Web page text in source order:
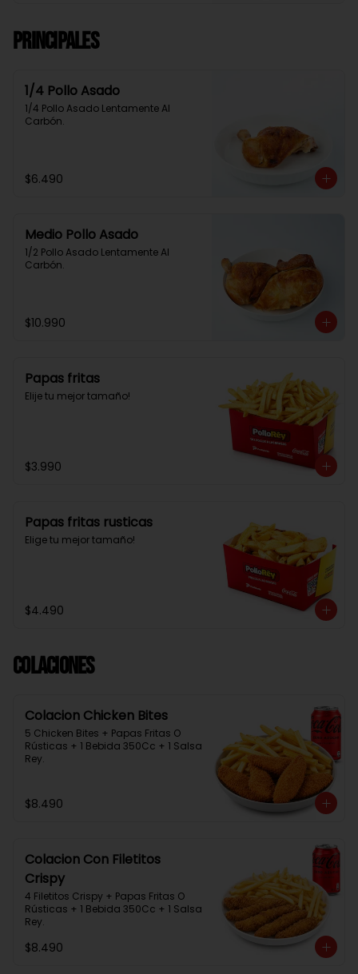
Principales
1/4 Pollo Asado
1/4 Pollo Asado Lentamente Al
Carbón.
$6.490
Medio Pollo Asado
1/2 Pollo Asado Lentamente Al
Carbón.
$10.990
Papas fritas
Elije tu mejor tamaño!
$3.990
Papas fritas rusticas
Elige tu mejor tamaño!
$4.490
Colaciones
Colacion Chicken Bites
5 Chicken Bites + Papas Fritas O
Rústicas + 1 Bebida 350Cc + 1 Salsa
Rey.
$8.490
Colacion Con Filetitos
Crispy
4 Filetitos Crispy + Papas Fritas O
Rústicas + 1 Bebida 350Cc + 1 Salsa
Rey.
$8.490